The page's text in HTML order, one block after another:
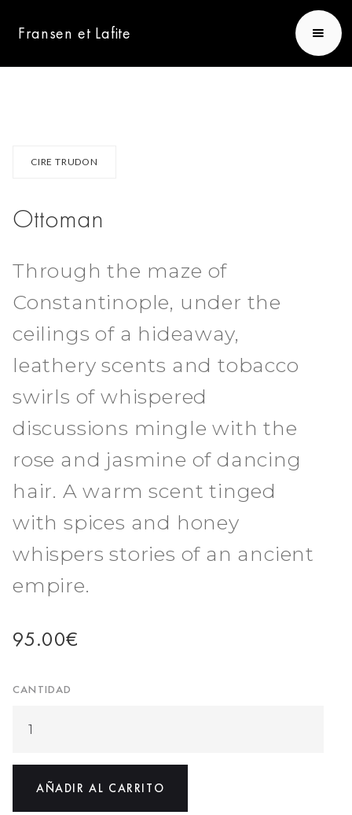
Fransen et Lafite
CIRE TRUDON
Ottoman
Through the maze of
Constantinople, under the
ceilings of a hideaway,
leathery scents and tobacco
swirls of whispered
discussions mingle with the
rose and jasmine of dancing
hair. A warm scent tinged
with spices and honey
whispers stories of an ancient
empire.
95.00€
CANTIDAD